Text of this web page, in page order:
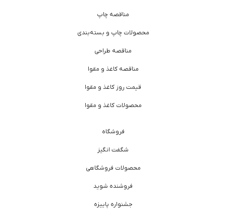
مناقصه چاپ
محصولات چاپ و بسته‌بندی
مناقصه طراحی
مناقصه کاغذ و مقوا
قیمت روز کاغذ و مقوا
محصولات کاغذ و مقوا
فروشگاه
شگفت انگیز
محصولات فروشگاهی
فروشنده شوید
جشنواره پاییزه